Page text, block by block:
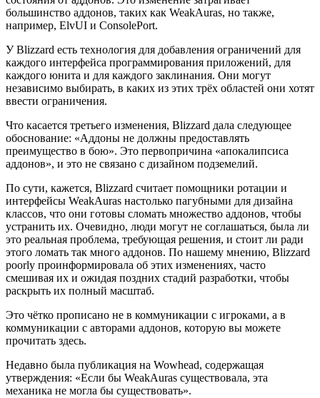
большинство аддонов, таких как WeakAuras, но также,
например, ElvUI и ConsolePort.
У Blizzard есть технология для добавления ограничений для
каждого интерфейса программирования приложений, для
каждого юнита и для каждого заклинания. Они могут
независимо выбирать, в каких из этих трёх областей они хотят
ввести ограничения.
Что касается третьего изменения, Blizzard дала следующее
обоснование: «Аддоны не должны предоставлять
преимущество в бою». Это первопричина «апокалипсиса
аддонов», и это не связано с дизайном подземелий.
По сути, кажется, Blizzard считает помощники ротации и
интерфейсы WeakAuras настолько пагубными для дизайна
классов, что они готовы сломать множество аддонов, чтобы
устранить их. Очевидно, люди могут не соглашаться, была ли
это реальная проблема, требующая решения, и стоит ли ради
этого ломать так много аддонов. По нашему мнению, Blizzard
poorly проинформировала об этих изменениях, часто
смешивая их и ожидая поздних стадий разработки, чтобы
раскрыть их полный масштаб.
Это чётко прописано не в коммуникации с игроками, а в
коммуникации с авторами аддонов, которую вы можете
прочитать здесь.
Недавно была публикация на Wowhead, содержащая
утверждения: «Если бы WeakAuras существовала, эта
механика не могла бы существовать».